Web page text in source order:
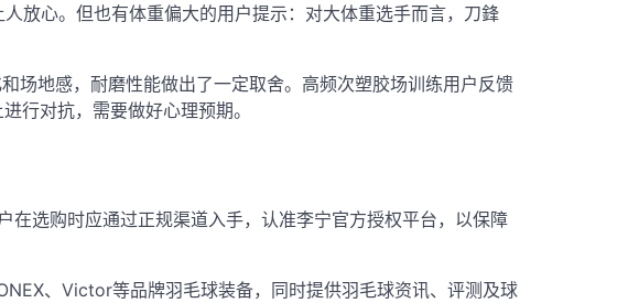
人放心。但也有体重偏大的用户提示：对大体重选手而言，刀鋒
场地感，耐磨性能做出了一定取舍。高频次塑胶场训练用户反馈
行对抗，需要做好心理预期。
选购时应通过正规渠道入手，认准李宁官方授权平台，以保障
、Victor等品牌羽毛球装备，同时提供羽毛球资讯、评测及球